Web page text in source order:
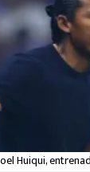
Huiqui,